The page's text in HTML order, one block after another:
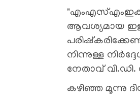
ആവശ്യമായ
നിന്നുള്ള
നേതാവ്
കഴിഞ്ഞ മൂന്നു